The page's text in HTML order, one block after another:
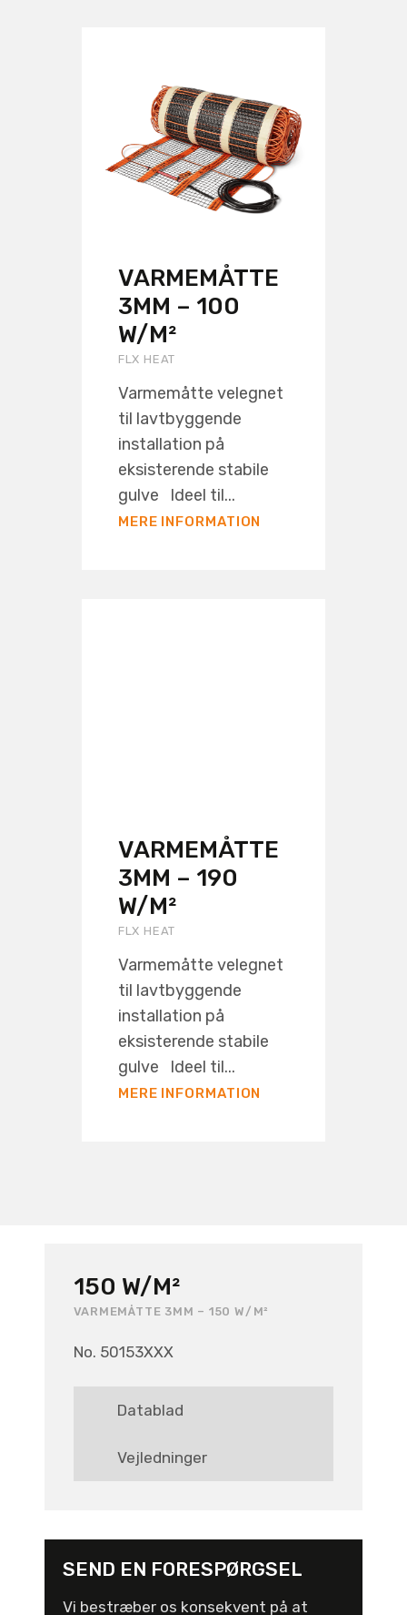
VARMEMÅTTE
3MM – 100
W/M²
FLX HEAT
Varmemåtte velegnet
til lavtbyggende
installation på
eksisterende stabile
gulve Ideel til...
MERE INFORMATION
VARMEMÅTTE
3MM – 190
W/M²
FLX HEAT
Varmemåtte velegnet
til lavtbyggende
installation på
eksisterende stabile
gulve Ideel til...
MERE INFORMATION
150 W/M²
VARMEMÅTTE 3MM – 150 W/M²
No. 50153XXX
Datablad
Vejledninger
SEND EN FORESPØRGSEL
Vi bestræber os konsekvent på at